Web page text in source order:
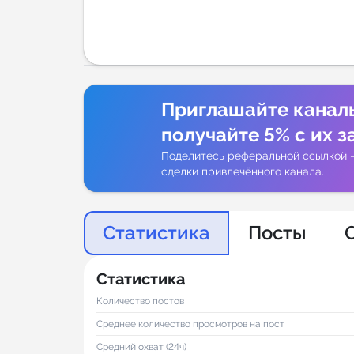
Приглашайте
получайте 5% с их
Поделитесь реферальной ссылкой
сделки привлечённого канала.
Статистика Посты
Статистика
Количество постов
Среднее количество просмотров на пост
Средний охват (24ч)